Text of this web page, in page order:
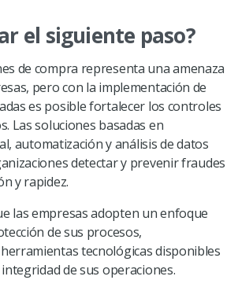
el siguiente paso?
de compra representa una amenaza
pero con la implementación de
es posible fortalecer los controles
Las soluciones basadas en
automatización y análisis de datos
detectar y prevenir fraudes
y rapidez.
las empresas adopten un enfoque
de sus procesos,
tecnológicas disponibles
de sus operaciones.